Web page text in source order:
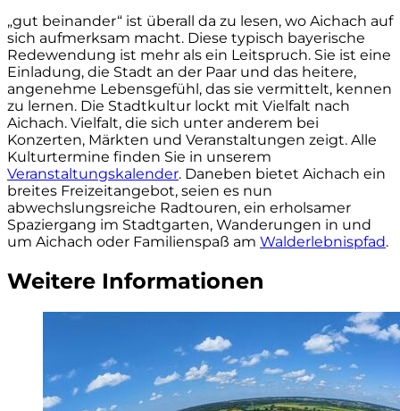
„gut beinander“ ist überall da zu lesen, wo Aichach auf
sich aufmerksam macht. Diese typisch bayerische
Redewendung ist mehr als ein Leitspruch. Sie ist eine
Einladung, die Stadt an der Paar und das heitere,
angenehme Lebensgefühl, das sie vermittelt, kennen
zu lernen. Die Stadtkultur lockt mit Vielfalt nach
Aichach. Vielfalt, die sich unter anderem bei
Konzerten, Märkten und Veranstaltungen zeigt. Alle
Kulturtermine finden Sie in unserem
Veranstaltungskalender. Daneben bietet Aichach ein
breites Freizeitangebot, seien es nun
abwechslungsreiche Radtouren, ein erholsamer
Spaziergang im Stadtgarten, Wanderungen in und
um Aichach oder Familienspaß am Walderlebnispfad.
Weitere Informationen